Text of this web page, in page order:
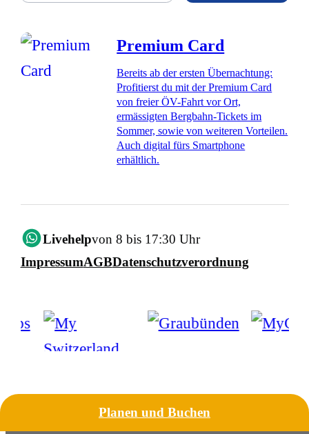
Premium Card
Bereits ab der ersten Übernachtung:
Profitierst du mit der Premium Card
von freier ÖV-Fahrt vor Ort,
ermässigten Bergbahn-Tickets im
Sommer, sowie von weiteren Vorteilen.
Auch digital fürs Smartphone
erhältlich.
Livehelpvon 8 bis 17:30 Uhr
ImpressumAGBDatenschutzverordnung
Planen und Buchen